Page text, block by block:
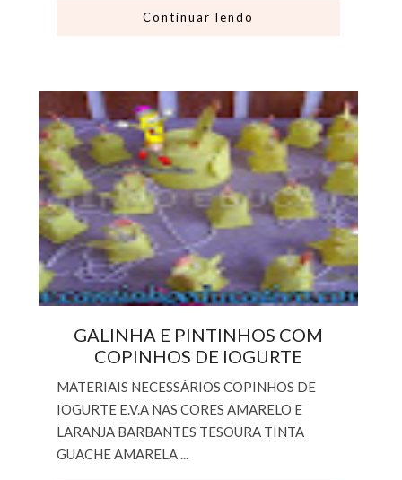
Continuar lendo
GALINHA E PINTINHOS COM
COPINHOS DE IOGURTE
MATERIAIS NECESSÁRIOS COPINHOS DE
IOGURTE E.V.A NAS CORES AMARELO E
LARANJA BARBANTES TESOURA TINTA
GUACHE AMARELA ...